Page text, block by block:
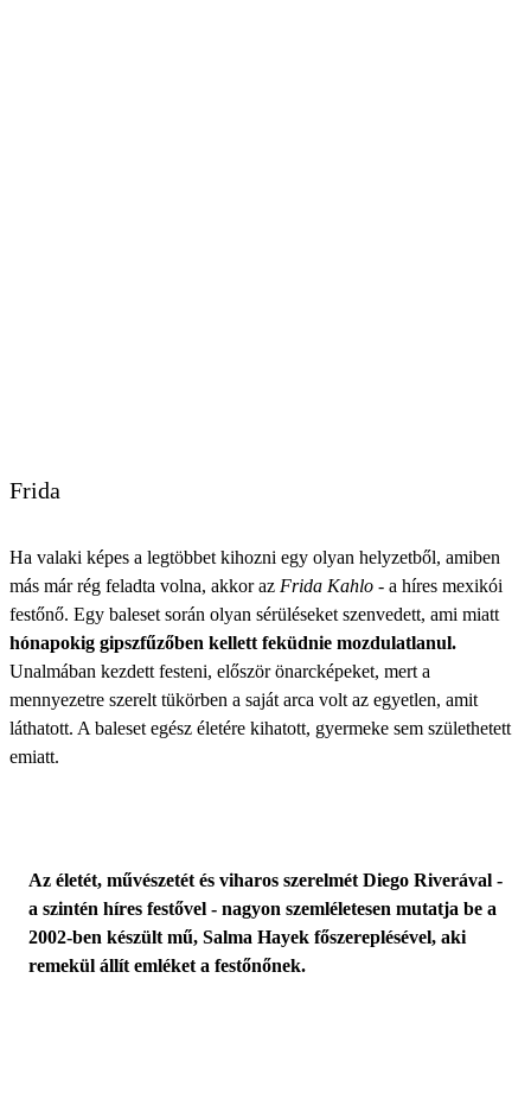
Frida
Ha valaki képes a legtöbbet kihozni egy olyan helyzetből, amiben
más már rég feladta volna, akkor az Frida Kahlo - a híres mexikói
festőnő. Egy baleset során olyan sérüléseket szenvedett, ami miatt
hónapokig gipszfűzőben kellett feküdnie mozdulatlanul.
Unalmában kezdett festeni, először önarcképeket, mert a
mennyezetre szerelt tükörben a saját arca volt az egyetlen, amit
láthatott. A baleset egész életére kihatott, gyermeke sem születhetett
emiatt.
Az életét, művészetét és viharos szerelmét Diego Riverával -
a szintén híres festővel - nagyon szemléletesen mutatja be a
2002-ben készült mű, Salma Hayek főszereplésével, aki
remekül állít emléket a festőnőnek.